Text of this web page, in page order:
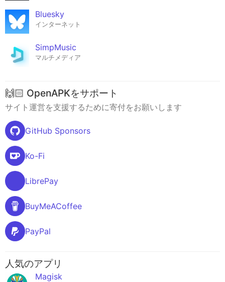
Bluesky
インターネット
SimpMusic
マルチメディア
🙌🏻 OpenAPKをサポート
サイト運営を支援するために寄付をお願いします
GitHub Sponsors
Ko-Fi
LibrePay
BuyMeACoffee
PayPal
人気のアプリ
Magisk